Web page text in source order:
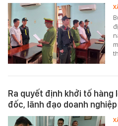
Ra quyết định khởi tố hàng
đốc, lãnh đạo doanh nghiệp